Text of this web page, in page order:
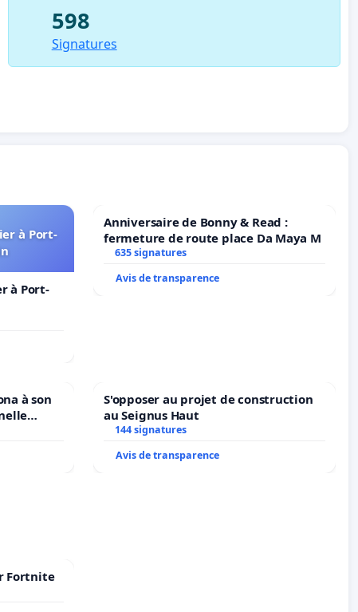
598
Signatures
à Port-
à Port-
Anniversaire de Bonny & Read :
fermeture de route place Da Maya M
635 signatures
Avis de transparence
à son
en
S'opposer au projet de construction
au Seignus Haut
144 signatures
Avis de transparence
Fortnite